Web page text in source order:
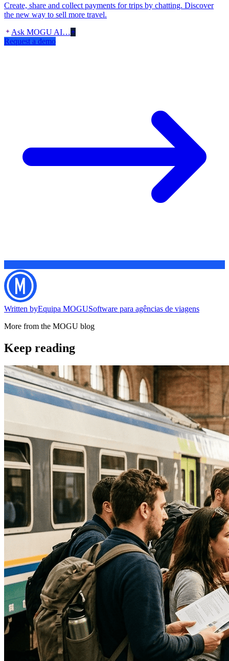
Create, share and collect payments for trips by chatting. Discover
the new way to sell more travel.
Ask MOGU AI…
Request a demo
Written byEquipa MOGUSoftware para agências de viagens
More from the MOGU blog
Keep reading